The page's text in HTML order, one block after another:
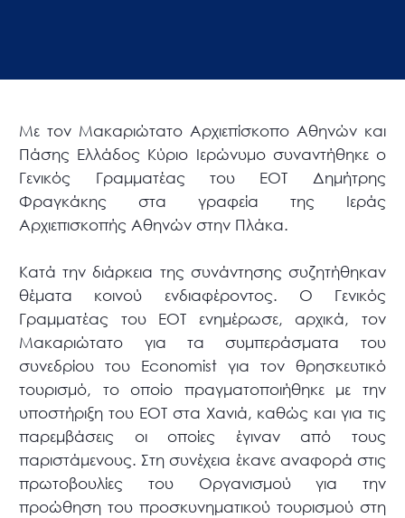
Με τον Μακαριώτατο Αρχιεπίσκοπο Αθηνών και
Πάσης Ελλάδος Κύριο Ιερώνυμο συναντήθηκε ο
Γενικός Γραμματέας του ΕΟΤ Δημήτρης
Φραγκάκης στα γραφεία της Ιεράς
Αρχιεπισκοπής Αθηνών στην Πλάκα.
Κατά την διάρκεια της συνάντησης συζητήθηκαν
θέματα κοινού ενδιαφέροντος. Ο Γενικός
Γραμματέας του ΕΟΤ ενημέρωσε, αρχικά, τον
Μακαριώτατο για τα συμπεράσματα του
συνεδρίου του Economist για τον θρησκευτικό
τουρισμό, το οποίο πραγματοποιήθηκε με την
υποστήριξη του ΕΟΤ στα Χανιά, καθώς και για τις
παρεμβάσεις οι οποίες έγιναν από τους
παριστάμενους. Στη συνέχεια έκανε αναφορά στις
πρωτοβουλίες του Οργανισμού για την
προώθηση του προσκυνηματικού τουρισμού στη